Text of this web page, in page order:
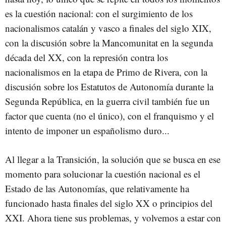
es la cuestión nacional: con el surgimiento de los
nacionalismos catalán y vasco a finales del siglo XIX,
con la discusión sobre la Mancomunitat en la segunda
década del XX, con la represión contra los
nacionalismos en la etapa de Primo de Rivera, con la
discusión sobre los Estatutos de Autonomía durante la
Segunda República, en la guerra civil también fue un
factor que cuenta (no el único), con el franquismo y el
intento de imponer un españolismo duro...
Al llegar a la Transición, la solución que se busca en ese
momento para solucionar la cuestión nacional es el
Estado de las Autonomías, que relativamente ha
funcionado hasta finales del siglo XX o principios del
XXI. Ahora tiene sus problemas, y volvemos a estar con